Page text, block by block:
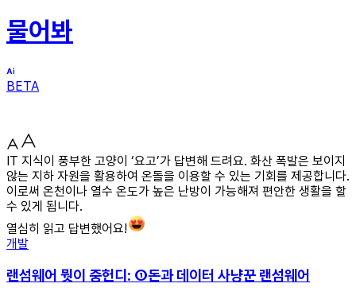
물어봐
BETA
IT 지식이 풍부한 고양이 ‘요고’가 답변해 드려요. 화산 폭발은 보이지
않는 지하 자원을 활용하여 온돌을 이용할 수 있는 기회를 제공합니다.
이로써 온천이나 열수 온도가 높은 난방이 가능해져 편안한 생활을 할
수 있게 됩니다.
열심히 읽고 답변했어요!
개발
랜섬웨어 뭣이 중헌디: ①돈과 데이터 사냥꾼 랜섬웨어